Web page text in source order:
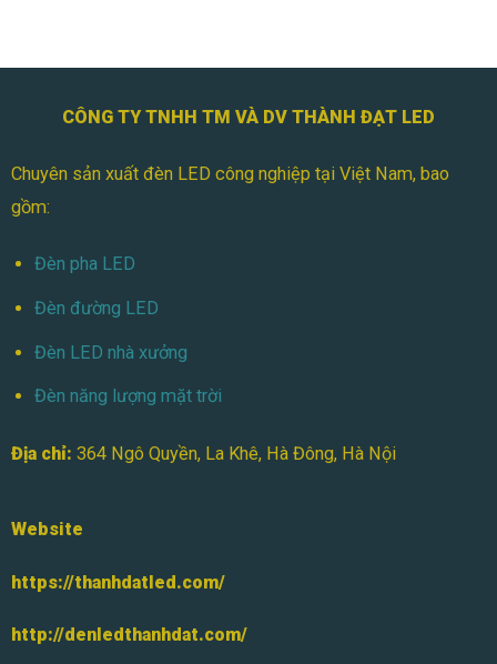
Bỉ
Kiệm
Bền
Chiếu
CÔNG TY TNHH TM VÀ DV THÀNH ĐẠT LED
Chuyên sản xuất đèn LED công nghiệp tại Việt Nam, bao
gồm:
Đèn pha LED
Đèn đường LED
Đèn LED nhà xưởng
Đèn năng lượng mặt trời
Địa chỉ: 364 Ngô Quyền, La Khê, Hà Đông, Hà Nội
Website
https://thanhdatled.com/
http://denledthanhdat.com/